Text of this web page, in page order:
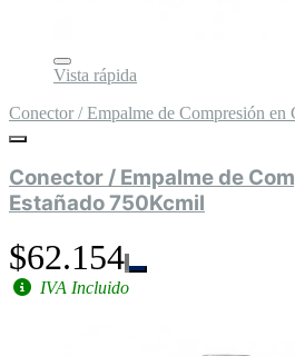
Vista rápida
Conector / Empalme de Compresión en
Conector / Empalme de
Estañado 750Kcmil
$62.154
IVA Incluido